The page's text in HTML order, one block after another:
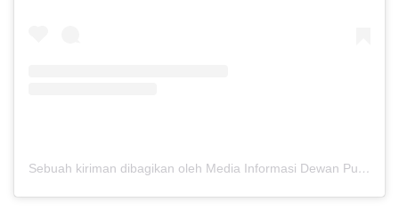
Sebuah kiriman dibagikan oleh Media Informasi Dewan Pusat Persaudaraan Setia Hati Terate (@media.dewanpusat)